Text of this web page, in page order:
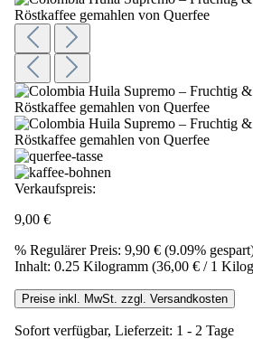
Verkaufspreis:
9,00 €
% Regulärer Preis: 9,90 € (9.09%
Inhalt: 0.25 Kilogramm (36,00 € / 1
Preise inkl. MwSt. zzgl. Versandkosten
Sofort verfügbar, Lieferzeit: 1 - 2 Tage